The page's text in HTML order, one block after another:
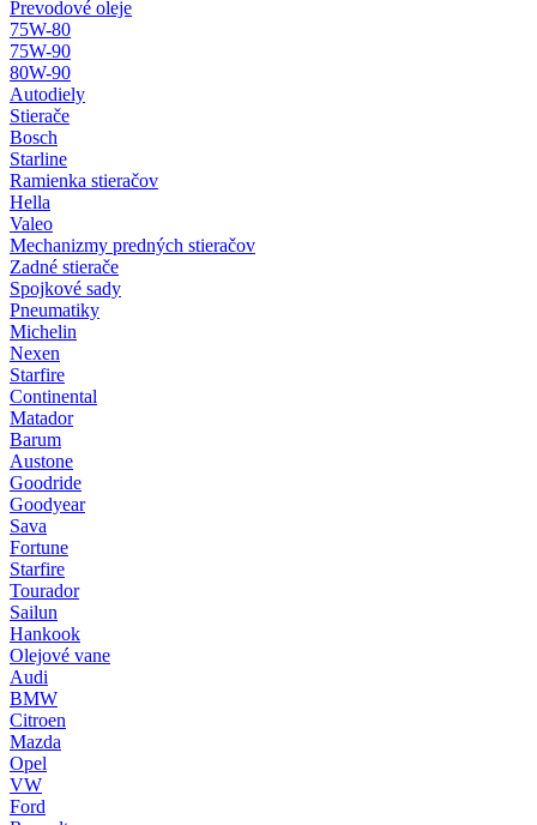
Prevodové oleje
75W-80
75W-90
80W-90
Autodiely
Stierače
Bosch
Starline
Ramienka stieračov
Hella
Valeo
Mechanizmy predných stieračov
Zadné stierače
Spojkové sady
Pneumatiky
Michelin
Nexen
Starfire
Continental
Matador
Barum
Austone
Goodride
Goodyear
Sava
Fortune
Starfire
Tourador
Sailun
Hankook
Olejové vane
Audi
BMW
Citroen
Mazda
Opel
VW
Ford